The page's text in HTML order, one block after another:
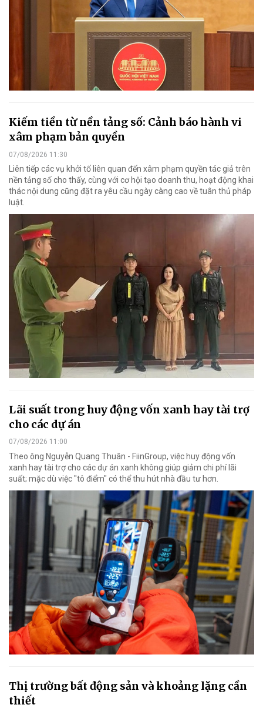
Kiếm tiền từ nền tảng số: Cảnh báo hành vi
xâm phạm bản quyền
07/08/2026 11:30
Liên tiếp các vụ khởi tố liên quan đến xâm phạm quyền tác giả trên
nền tảng số cho thấy, cùng với cơ hội tạo doanh thu, hoạt động khai
thác nội dung cũng đặt ra yêu cầu ngày càng cao về tuân thủ pháp
luật.
Lãi suất trong huy động vốn xanh hay tài trợ
cho các dự án
07/08/2026 11:00
Theo ông Nguyễn Quang Thuân - FiinGroup, việc huy động vốn
xanh hay tài trợ cho các dự án xanh không giúp giảm chi phí lãi
suất; mặc dù việc "tô điểm" có thể thu hút nhà đầu tư hơn.
Thị trường bất động sản và khoảng lặng cần
thiết